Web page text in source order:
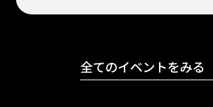
全てのイベントをみる